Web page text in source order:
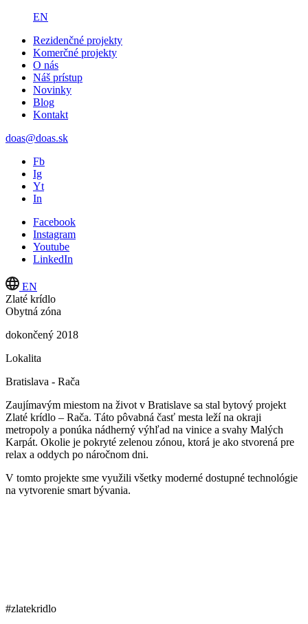
EN
Rezidenčné projekty
Komerčné projekty
O nás
Náš prístup
Novinky
Blog
Kontakt
doas@doas.sk
Fb
Ig
Yt
In
Facebook
Instagram
Youtube
LinkedIn
EN
Zlaté krídlo
Obytná zóna
dokončený 2018
Lokalita
Bratislava - Rača
Zaujímavým miestom na život v Bratislave sa stal bytový projekt
Zlaté krídlo – Rača. Táto pôvabná časť mesta leží na okraji
metropoly a ponúka nádherný výhľad na vinice a svahy Malých
Karpát. Okolie je pokryté zelenou zónou, ktorá je ako stvorená pre
relax a oddych po náročnom dni.
V tomto projekte sme využili všetky moderné dostupné technológie
na vytvorenie smart bývania.
#zlatekridlo